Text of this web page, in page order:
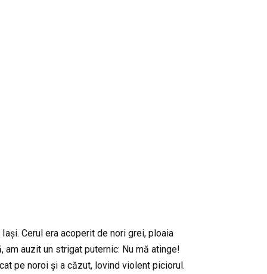
Cerul era acoperit de nori grei, ploaia
auzit un strigat puternic: Nu mă atinge!
pe noroi și a căzut, lovind violent piciorul.